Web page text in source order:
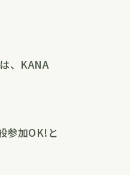
、KANA
参加OK!と